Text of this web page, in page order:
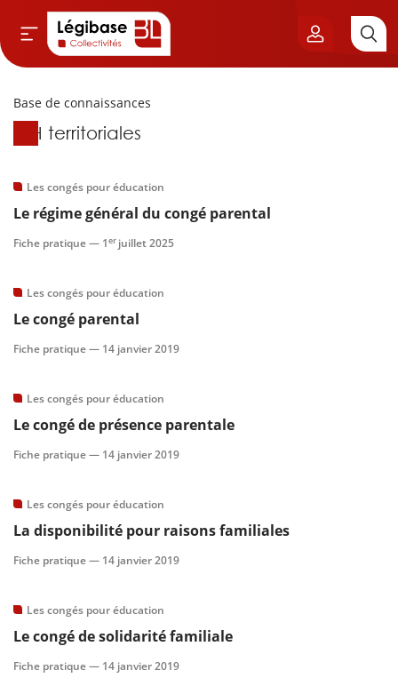
& Cimetières
& Élu local
Finances locales
Base de connaissances
Base de connaissances
RH territoriales
Les congés pour éducation
Le régime général du congé parental
Fiche pratique — 1er juillet 2025
Les congés pour éducation
Le congé parental
Fiche pratique — 14 janvier 2019
Les congés pour éducation
Le congé de présence parentale
Fiche pratique — 14 janvier 2019
Les congés pour éducation
La disponibilité pour raisons familiales
Fiche pratique — 14 janvier 2019
Les congés pour éducation
Le congé de solidarité familiale
Fiche pratique — 14 janvier 2019